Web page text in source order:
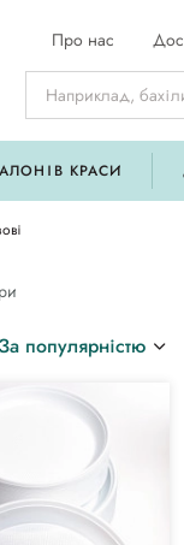
Про нас
КРАСИ
За популярністю